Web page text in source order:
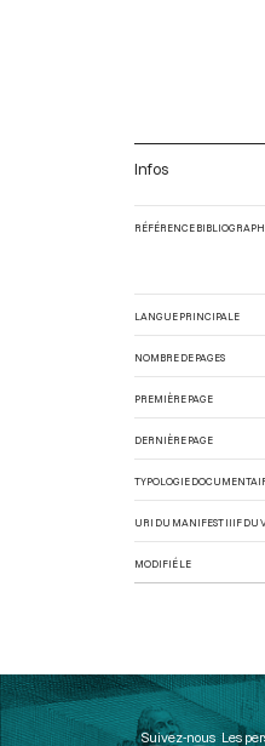
Infos
RÉFÉRENCE
LANGUE PRINCIPALE
NOMBRE DE PAGES
PREMIÈRE PAGE
DERNIÈRE PAGE
TYPOLOGIE
URI DU MANIFEST IIIF DU
MODIFIÉ LE
Suivez-nous Les